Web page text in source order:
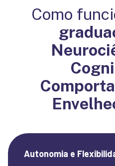
Autonomia e
Como